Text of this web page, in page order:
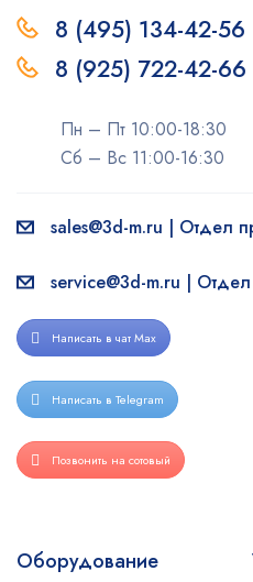
8 (495) 134-42-56
8 (925) 722-42-66
Пн – Пт 10:00-18:30
Сб – Вс 11:00-16:30
sales@3d-m.ru | Отдел
service@3d-m.ru | Отдел
Написать в чат Max
Написать в Telegram
Позвонить на сотовый
Оборудование